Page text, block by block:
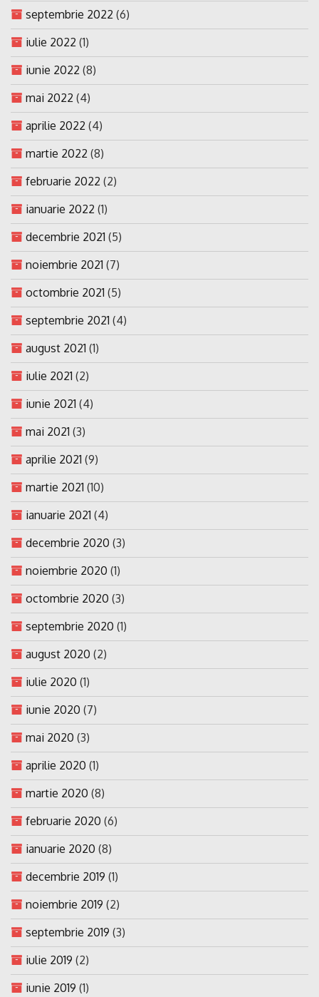
septembrie 2022 (6)
iulie 2022 (1)
iunie 2022 (8)
mai 2022 (4)
aprilie 2022 (4)
martie 2022 (8)
februarie 2022 (2)
ianuarie 2022 (1)
decembrie 2021 (5)
noiembrie 2021 (7)
octombrie 2021 (5)
septembrie 2021 (4)
august 2021 (1)
iulie 2021 (2)
iunie 2021 (4)
mai 2021 (3)
aprilie 2021 (9)
martie 2021 (10)
ianuarie 2021 (4)
decembrie 2020 (3)
noiembrie 2020 (1)
octombrie 2020 (3)
septembrie 2020 (1)
august 2020 (2)
iulie 2020 (1)
iunie 2020 (7)
mai 2020 (3)
aprilie 2020 (1)
martie 2020 (8)
februarie 2020 (6)
ianuarie 2020 (8)
decembrie 2019 (1)
noiembrie 2019 (2)
septembrie 2019 (3)
iulie 2019 (2)
iunie 2019 (1)